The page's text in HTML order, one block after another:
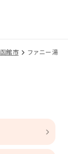
函館市
ファニー湯